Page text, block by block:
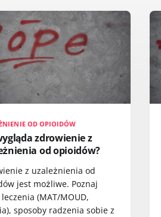
OD OPIOIDÓW
zdrowienie z
od opioidów?
z uzależnienia od
jest możliwe. Poznaj
(MAT/MOUD,
sposoby radzenia sobie z